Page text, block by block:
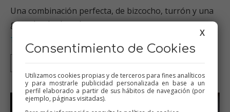
Una combinación perfecta, de bizcocho, turrón y una
ganache de chocolate co…
Tartas
Thermomix Tradicional Olla GM Mambo
X
Consentimiento de Cookies
Utilizamos cookies propias y de terceros para fines analíticos
y para mostrarle publicidad personalizada en base a un
perfil elaborado a partir de sus hábitos de navegación (por
ejemplo, páginas visitadas).